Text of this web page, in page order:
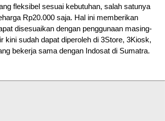
fleksibel sesuai kebutuhan, salah satunya
Rp20.000 saja. Hal ini memberikan
disesuaikan dengan penggunaan masing-
kini sudah dapat diperoleh di 3Store, 3Kiosk,
bekerja sama dengan Indosat di Sumatra.